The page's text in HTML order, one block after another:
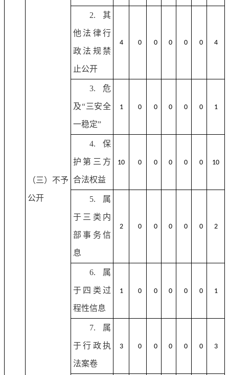
（三）不予
公开
2.其
他法律行
政法规禁
止公开
4 0 0 0 0 0 4
3.危
及“三安全
一稳定”
1 0 0 0 0 0 1
4.保
护第三方
合法权益
10 0 0 0 0 0 10
5.属
于三类内
部事务信
息
2 0 0 0 0 0 2
6.属
于四类过
程性信息
1 0 0 0 0 0 1
7.属
于行政执
法案卷
3 0 0 0 0 0 3